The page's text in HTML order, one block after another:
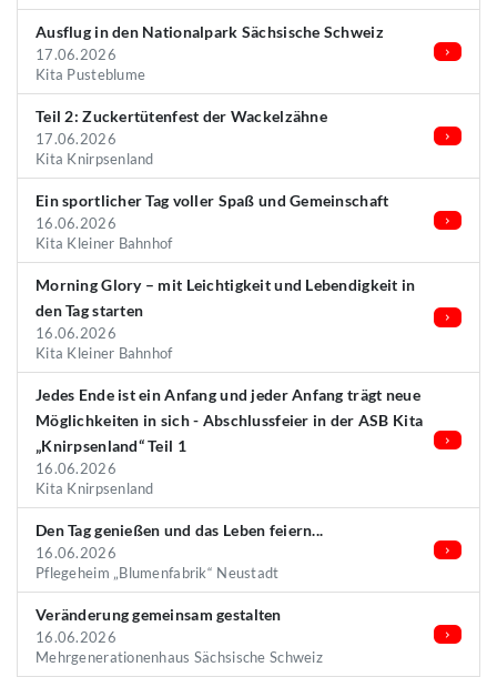
Ausflug in den Nationalpark Sächsische Schweiz
17.06.2026
Kita Pusteblume
Teil 2: Zuckertütenfest der Wackelzähne
17.06.2026
Kita Knirpsenland
Ein sportlicher Tag voller Spaß und Gemeinschaft
16.06.2026
Kita Kleiner Bahnhof
Morning Glory – mit Leichtigkeit und Lebendigkeit in
den Tag starten
16.06.2026
Kita Kleiner Bahnhof
Jedes Ende ist ein Anfang und jeder Anfang trägt neue
Möglichkeiten in sich - Abschlussfeier in der ASB Kita
„Knirpsenland“ Teil 1
16.06.2026
Kita Knirpsenland
Den Tag genießen und das Leben feiern...
16.06.2026
Pflegeheim „Blumenfabrik“ Neustadt
Veränderung gemeinsam gestalten
16.06.2026
Mehrgenerationenhaus Sächsische Schweiz